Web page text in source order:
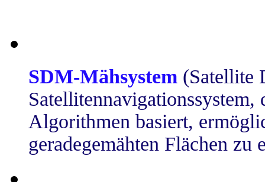
SDM-Mähsystem (Satellite
Algorithmen basiert,
geradegemähten Flächen zu